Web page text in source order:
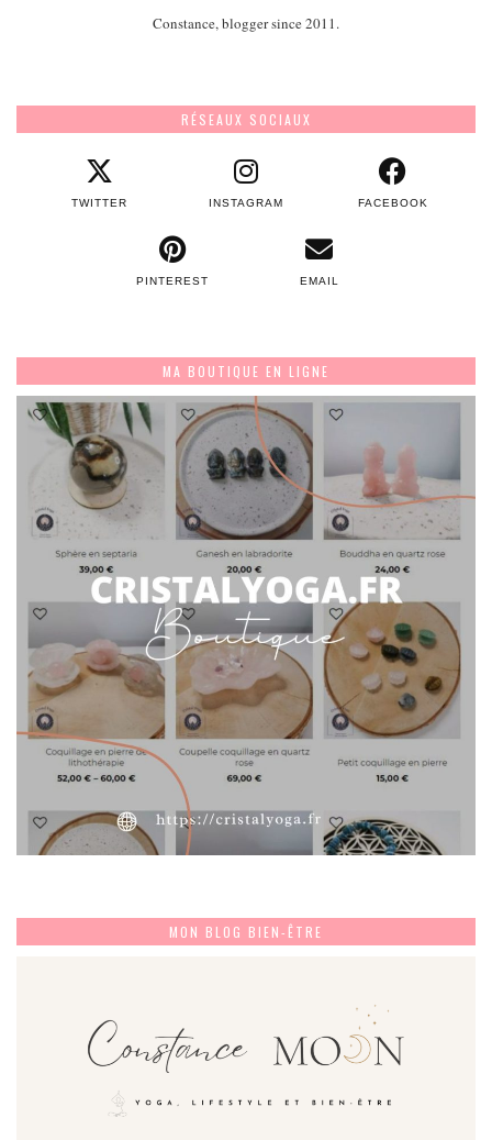
Constance, blogger since 2011.
RÉSEAUX SOCIAUX
TWITTER INSTAGRAM FACEBOOK
PINTEREST EMAIL
MA BOUTIQUE EN LIGNE
MON BLOG BIEN-ÊTRE